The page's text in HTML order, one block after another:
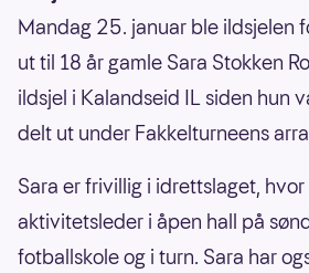
Mandag 25. januar ble ildsjelen
ut til 18 år gamle Sara Stokken
ildsjel i Kalandseid IL siden hun
delt ut under Fakkelturneens
Sara er frivillig i idrettslaget,
aktivitetsleder i åpen hall på
fotballskole og i turn. Sara har